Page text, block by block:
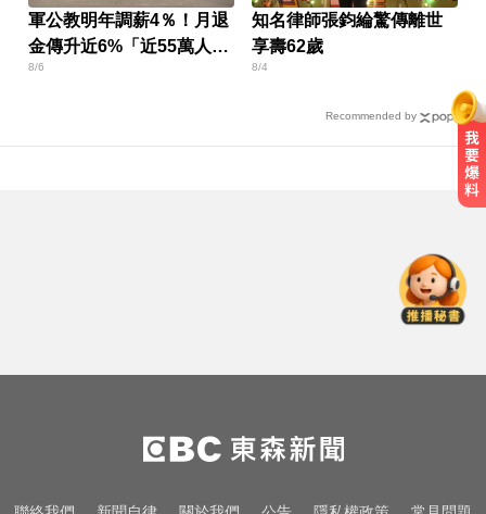
軍公教明年調薪4％！月退
金傳升近6%「近55萬人受
惠」
8/6
知名律師張鈞綸驚傳離世
享壽62歲
8/4
Recommended by
醫認定毒品意外
天天吃燒烤香腸 14歲女竟罹大腸癌
中職／中信兄弟折損2重砲！張志